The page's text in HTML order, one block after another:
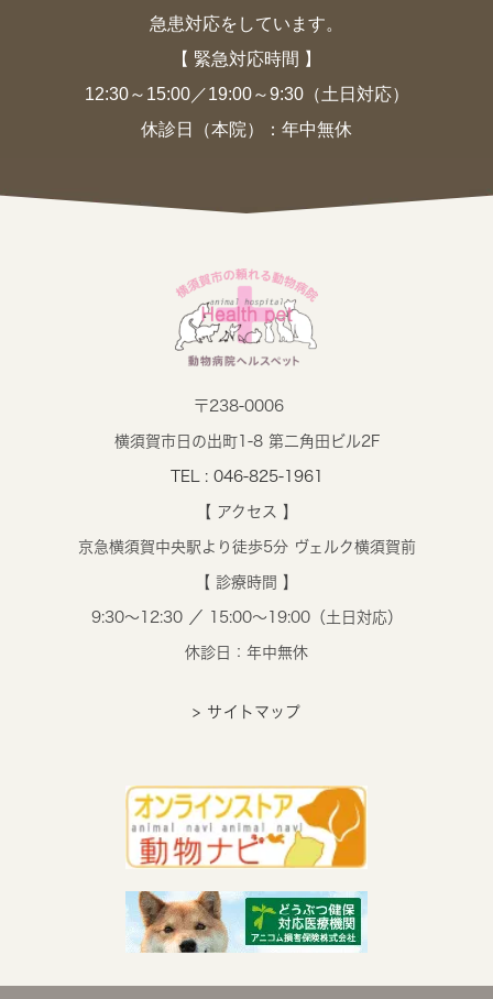
急患対応をしています。
【 緊急対応時間 】
12:30～15:00／19:00～9:30（土日対応）
休診日（本院）：年中無休
〒238-0006
横須賀市日の出町1-8 第二角田ビル2F
TEL : 046-825-1961
【 アクセス 】
京急横須賀中央駅より徒歩5分 ヴェルク横須賀前
【 診療時間 】
9:30～12:30 ／ 15:00～19:00（土日対応）
休診日：年中無休
> サイトマップ